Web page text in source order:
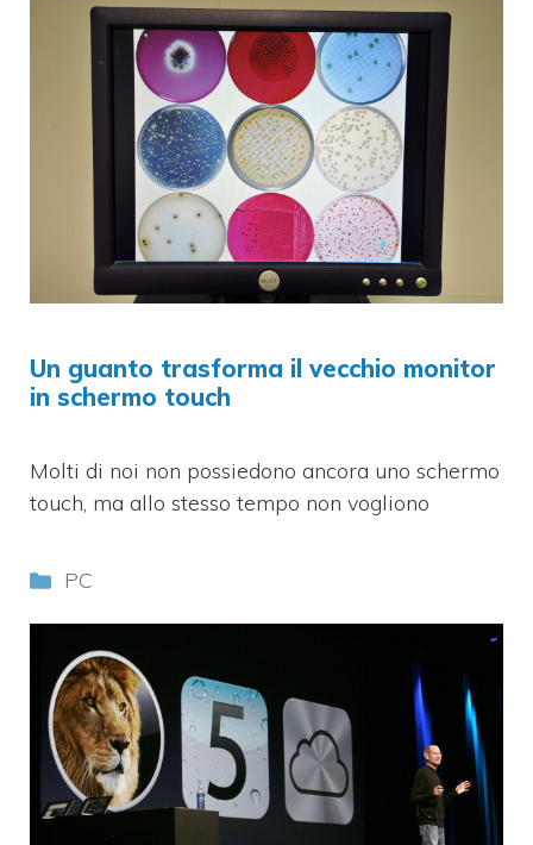
Un guanto trasforma il vecchio monitor
in schermo touch
Molti di noi non possiedono ancora uno schermo
touch, ma allo stesso tempo non vogliono
Categorie
PC